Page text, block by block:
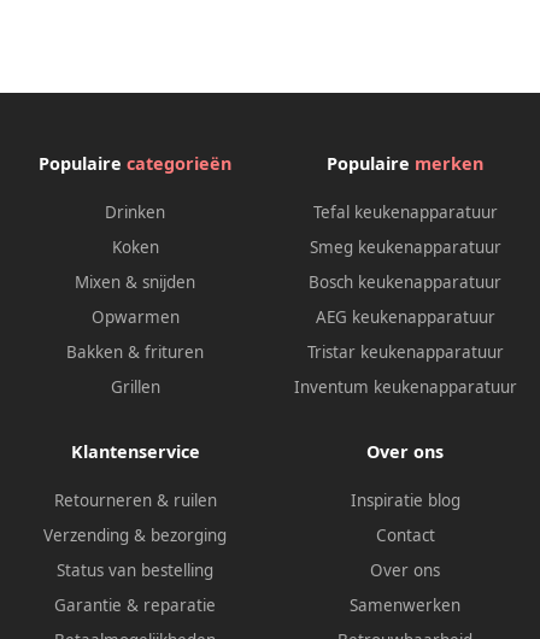
Populaire categorieën
Drinken
Koken
Mixen & snijden
Opwarmen
Bakken & frituren
Grillen
Populaire merken
Tefal keukenapparatuur
Smeg keukenapparatuur
Bosch keukenapparatuur
AEG keukenapparatuur
Tristar keukenapparatuur
Inventum keukenapparatuur
Klantenservice
Retourneren & ruilen
Verzending & bezorging
Status van bestelling
Garantie & reparatie
Over ons
Inspiratie blog
Contact
Over ons
Samenwerken